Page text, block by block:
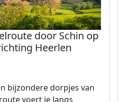
door Schin op
Heerlen
bijzondere dorpjes van
voert je langs